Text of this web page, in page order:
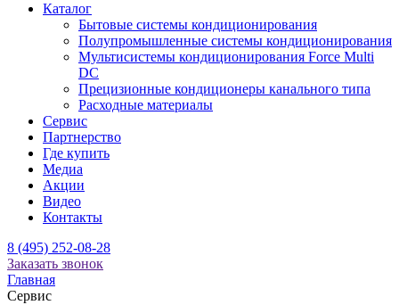
Каталог
Бытовые системы кондиционирования
Полупромышленные системы кондиционирования
Мультисистемы кондиционирования Force Multi
DC
Прецизионные кондиционеры канального типа
Расходные материалы
Сервис
Партнерство
Где купить
Медиа
Акции
Видео
Контакты
8 (495) 252-08-28
Заказать звонок
Главная
Сервис